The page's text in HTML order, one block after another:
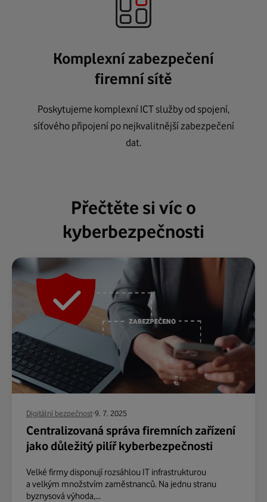
Komplexní zabezpečení
firemní sítě
Poskytujeme komplexní ICT služby od spojení,
síťového připojení po nejkvalitnější zabezpečení
dat.
Přečtěte si víc o
kyberbezpečnosti
Digitální bezpečnost 9. 7. 2025
Centralizovaná správa firemních zařízení
jako důležitý pilíř kyberbezpečnosti
Velké firmy disponují rozsáhlou IT infrastrukturou
a velkým množstvím zaměstnanců. Na jednu stranu
byznysová výhoda,...